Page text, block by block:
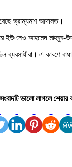
ভ্রাম্যমাণ আদালত।
ইউএনও আহমেদ মাহবুব-
এ কারণে
সংবাদটি ভালো লাগলে